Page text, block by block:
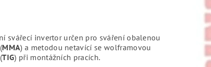
svářecí invertor určen pro sváření obalenou
MMA) a metodou netavící se wolframovou
TIG) při montážních pracích.